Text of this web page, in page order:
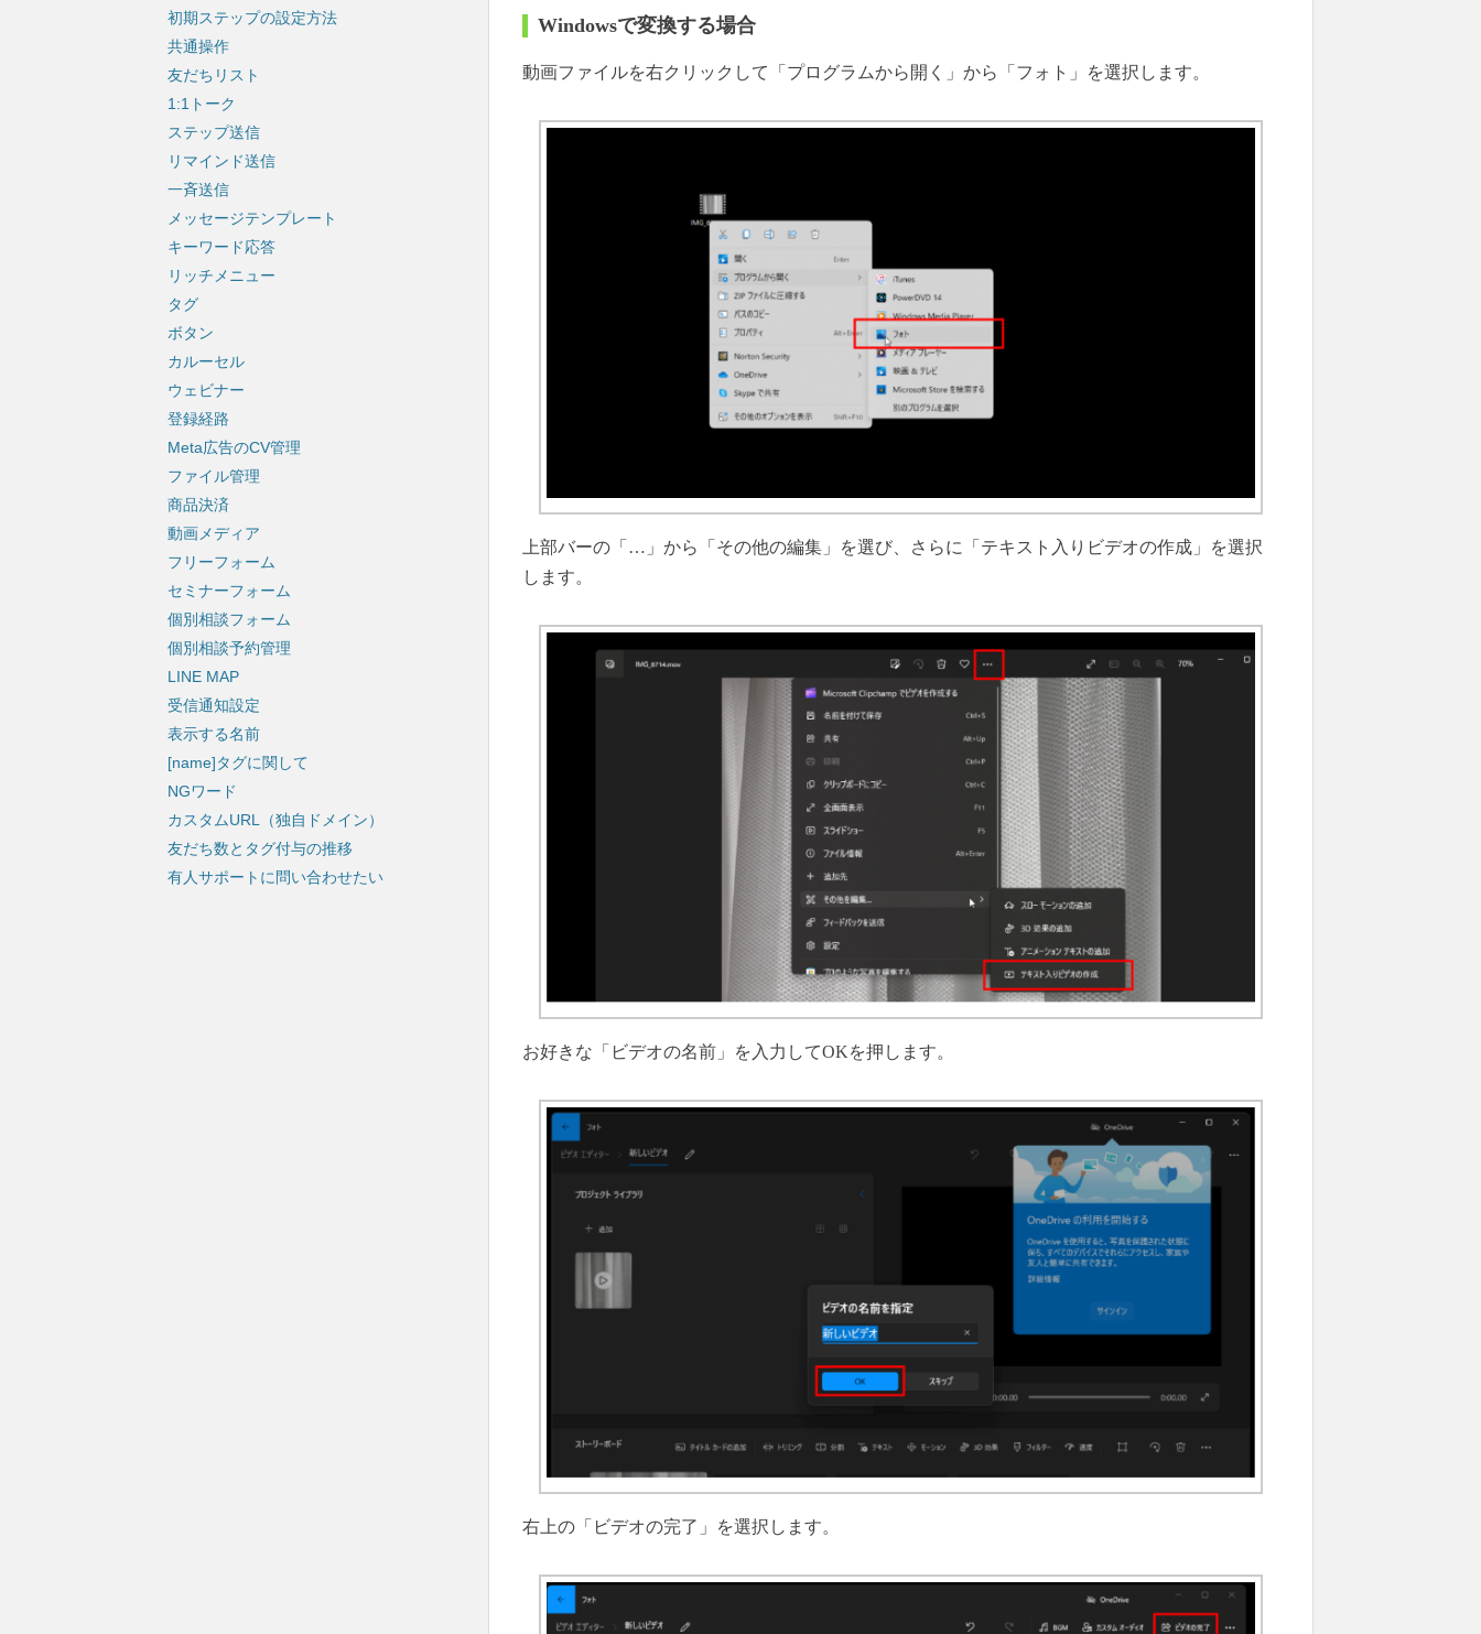
Windowsで変換する場合
動画ファイルを右クリックして「プログラムから開く」から「フォト」を選択します。
上部バーの「…」から「その他の編集」を選び、さらに「テキスト入りビデオの作成」を選択
します。
お好きな「ビデオの名前」を入力してOKを押します。
右上の「ビデオの完了」を選択します。
初期ステップの設定方法
共通操作
友だちリスト
1:1トーク
ステップ送信
リマインド送信
一斉送信
メッセージテンプレート
キーワード応答
リッチメニュー
タグ
ボタン
カルーセル
ウェビナー
登録経路
Meta広告のCV管理
ファイル管理
商品決済
動画メディア
フリーフォーム
セミナーフォーム
個別相談フォーム
個別相談予約管理
LINE MAP
受信通知設定
表示する名前
[name]タグに関して
NGワード
カスタムURL（独自ドメイン）
友だち数とタグ付与の推移
有人サポートに問い合わせたい